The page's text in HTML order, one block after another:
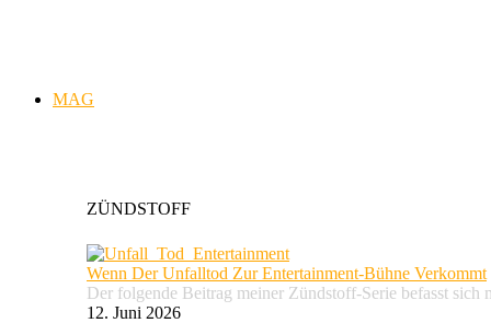
MAG
ZÜNDSTOFF
Wenn Der Unfalltod Zur Entertainment-Bühne Verkommt
Der folgende Beitrag meiner Zündstoff-Serie befasst
12. Juni 2026